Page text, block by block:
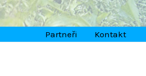
Partneři Kontakt